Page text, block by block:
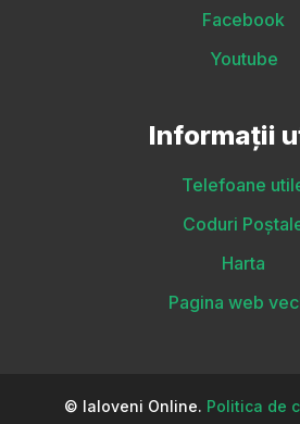
Facebook
Youtube
Informații
Telefoane
Coduri
Harta
Pagina web
© Ialoveni Online. Politica de